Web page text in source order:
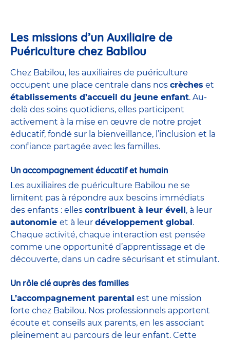
Les missions d’un Auxiliaire de
Puériculture chez Babilou
Chez Babilou, les auxiliaires de puériculture
occupent une place centrale dans nos crèches et
établissements d’accueil du jeune enfant. Au-
delà des soins quotidiens, elles participent
activement à la mise en œuvre de notre projet
éducatif, fondé sur la bienveillance, l’inclusion et la
confiance partagée avec les familles.
Un accompagnement éducatif et humain
Les auxiliaires de puériculture Babilou ne se
limitent pas à répondre aux besoins immédiats
des enfants : elles contribuent à leur éveil , à leur
autonomie et à leur développement global .
Chaque activité, chaque interaction est pensée
comme une opportunité d’apprentissage et de
découverte, dans un cadre sécurisant et stimulant.
Un rôle clé auprès des familles
L’accompagnement parental est une mission
forte chez Babilou. Nos professionnels apportent
écoute et conseils aux parents, en les associant
pleinement au parcours de leur enfant. Cette